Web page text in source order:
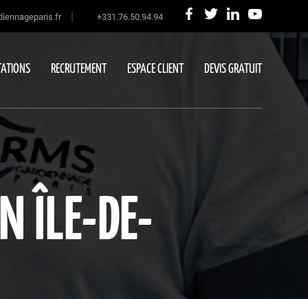
| +331.76.50.94.94
RECRUTEMENT ESPACE CLIENT DEVIS GRATUIT
ÎLE-DE-